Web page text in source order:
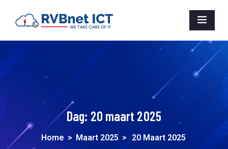
Dag: 20 maart 2025
Home > Maart 2025 > 20 Maart 2025